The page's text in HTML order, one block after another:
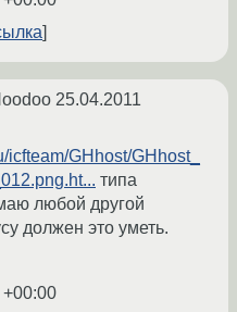
25.04.2011
icfteam/GHhost/GHhost_
типа
любой другой
должен это уметь.